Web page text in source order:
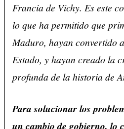
Francia de Vichy. Es este
lo que ha permitido que
Maduro, hayan convertido
Estado, y hayan creado la
profunda de la historia de
Para solucionar los
un cambio de gobierno, lo